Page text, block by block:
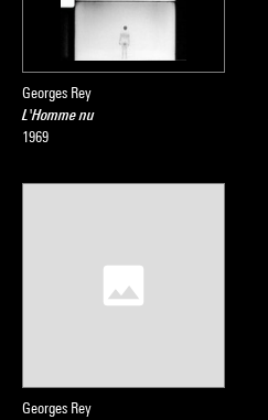
Georges Rey
L'Homme nu
1969
Georges Rey